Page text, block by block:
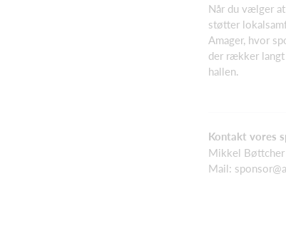
Når du vælger
støtter
Amager, hvor
der rækker
hallen.
Kontakt vores
Mikkel Bøttcher
Mail: